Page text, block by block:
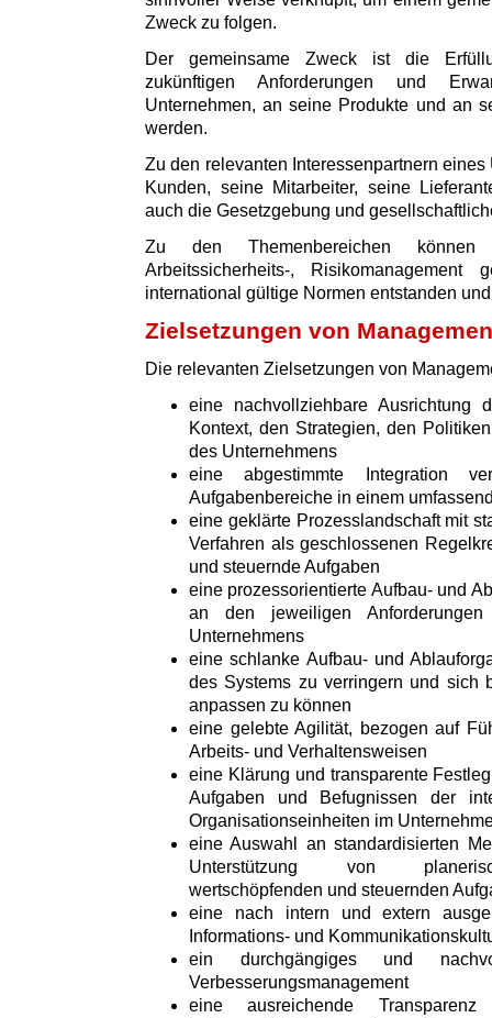
Zweck zu folgen.
Der gemeinsame Zweck ist die
zukünftigen Anforderungen und
Unternehmen, an seine Produkte und an
werden.
Zu den relevanten Interessenpartnern
Kunden, seine Mitarbeiter, seine
auch die Gesetzgebung und
Zu den Themenbereichen
Arbeitssicherheits-,
international gültige Normen entstanden
Zielsetzungen von
Die relevanten Zielsetzungen von
eine nachvollziehbare Ausrichtung
Kontext, den Strategien, den
des Unternehmens
eine abgestimmte Integration
Aufgabenbereiche in einem
eine geklärte Prozesslandschaft mit
Verfahren als geschlossenen
und steuernde Aufgaben
eine prozessorientierte Aufbau- und
an den jeweiligen
Unternehmens
eine schlanke Aufbau- und
des Systems zu verringern und sich
anpassen zu können
eine gelebte Agilität, bezogen auf
Arbeits- und Verhaltensweisen
eine Klärung und transparente
Aufgaben und Befugnissen der
Organisationseinheiten im
eine Auswahl an standardisierten
Unterstützung von
wertschöpfenden und steuernden
eine nach intern und extern
Informations- und
ein durchgängiges und
Verbesserungsmanagement
eine ausreichende